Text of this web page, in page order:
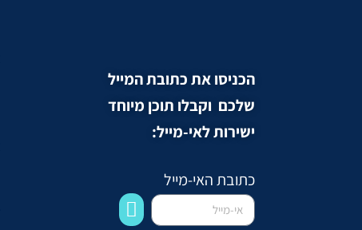
הכניסו את כתובת המייל
שלכם וקבלו תוכן מיוחד
ישירות לאי-מייל:
כתובת האי-מייל